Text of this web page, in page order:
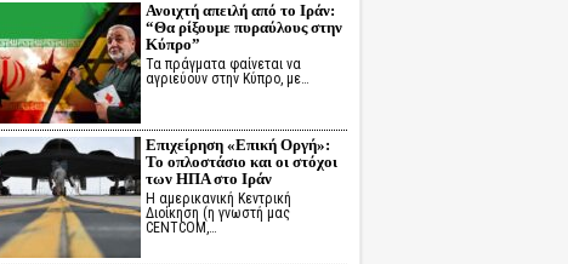
Ανοιχτή απειλή από το Ιράν:
“Θα ρίξουμε πυραύλους στην
Κύπρο”
Τα πράγματα φαίνεται να
αγριεύουν στην Κύπρο, με…
Επιχείρηση «Επική Οργή»:
Το οπλοστάσιο και οι στόχοι
των ΗΠΑ στο Ιράν
Η αμερικανική Κεντρική
Διοίκηση (η γνωστή μας
CENTCOM,…